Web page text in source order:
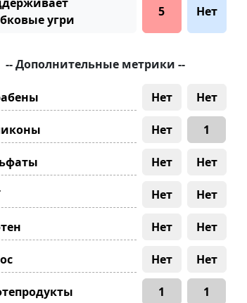
угри
5 Нет
-- Дополнительные метрики --
Нет Нет
Нет 1
Нет Нет
Нет Нет
Нет Нет
Нет Нет
1 1